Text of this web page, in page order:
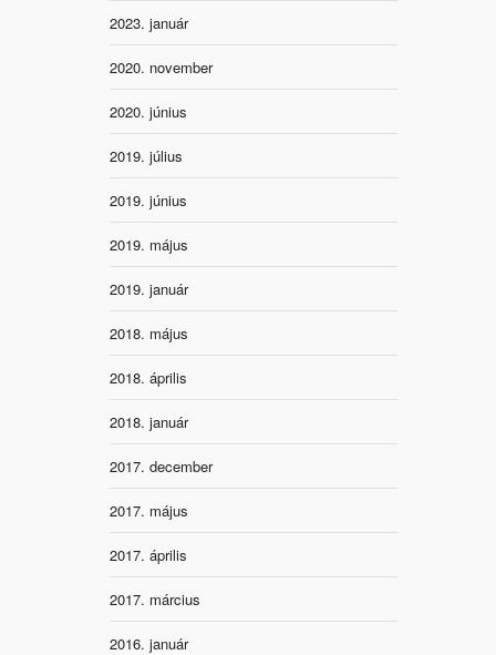
2023. január
2020. november
2020. június
2019. július
2019. június
2019. május
2019. január
2018. május
2018. április
2018. január
2017. december
2017. május
2017. április
2017. március
2016. január